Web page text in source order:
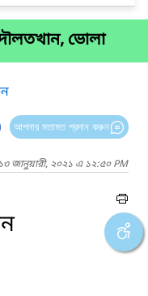
ভোলা
আপনার মতামত প্রদান করুন
জানুয়ারী, ২০২১ এ ১২:৫০ PM